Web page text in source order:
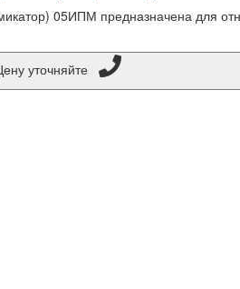
05ИПМ предназначена для
Цену уточняйте